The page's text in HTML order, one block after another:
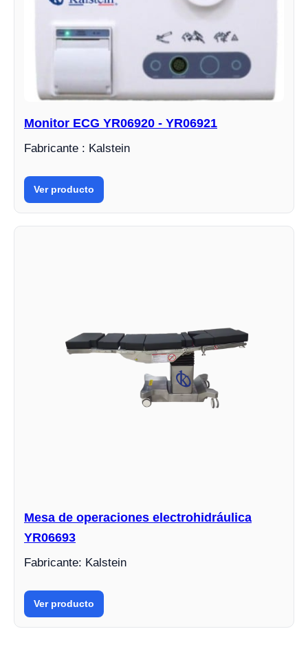
Monitor ECG YR06920 - YR06921
Fabricante : Kalstein
Ver producto
Mesa de operaciones electrohidráulica
YR06693
Fabricante: Kalstein
Ver producto